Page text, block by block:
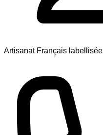
Artisanat Français labellisée